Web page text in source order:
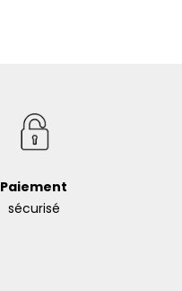
Paiement
sécurisé